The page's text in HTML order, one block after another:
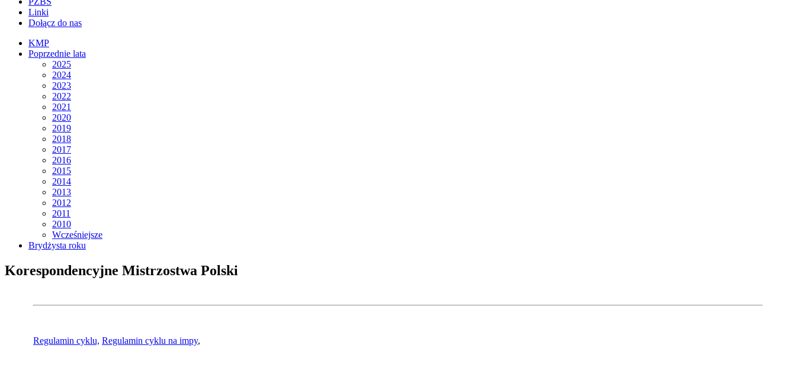
Linki
Dołącz do nas
KMP
Poprzednie lata
2025
2024
2023
2022
2021
2020
2019
2018
2017
2016
2015
2014
2013
2012
2011
2010
Wcześniejsze
Brydżysta roku
Korespondencyjne Mistrzostwa Polski
Regulamin cyklu, Regulamin cyklu na impy,